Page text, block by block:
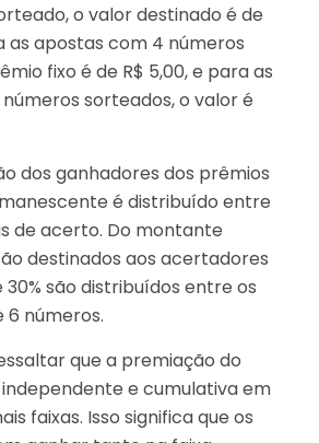
o valor destinado é de
as apostas com 4 números
fixo é de R$ 5,00, e para as
sorteados, o valor é
dos ganhadores dos prêmios
é distribuído entre
de acerto. Do montante
destinados aos acertadores
são distribuídos entre os
números.
que a premiação do
independente e cumulativa em
faixas. Isso significa que os